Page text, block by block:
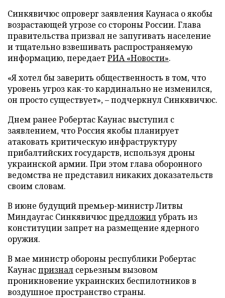
Синкявичюс опроверг заявления Каунаса о якобы
возрастающей угрозе со стороны России. Глава
правительства призвал не запугивать население
и тщательно взвешивать распространяемую
информацию, передаетРИА «Новости».
«Я хотел бы заверить общественность в том, что
уровень угроз как-то кардинально не изменился,
он просто существует», – подчеркнул Синкявичюс.
Днем ранее Робертас Каунас выступил с
заявлением, что Россия якобы планирует
атаковать критическую инфраструктуру
прибалтийских государств, используя дроны
украинской армии. При этом глава оборонного
ведомства не представил никаких доказательств
своим словам.
В июне будущий премьер-министр Литвы
Миндаугас Синкявичюспредложилубрать из
конституции запрет на размещение ядерного
оружия.
В мае министр обороны республики Робертас
Каунаспризнал серьезным вызовом
проникновение украинских беспилотников в
воздушное пространство страны.